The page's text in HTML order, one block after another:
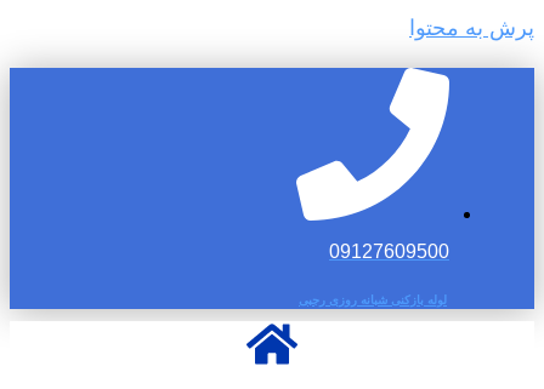
پرش به محتوا
09127609500
لوله بازکنی شبانه روزی رجبی